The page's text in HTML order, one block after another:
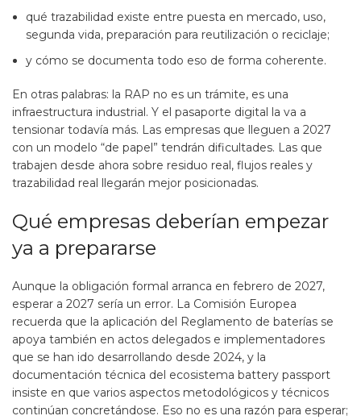
qué trazabilidad existe entre puesta en mercado, uso,
segunda vida, preparación para reutilización o reciclaje;
y cómo se documenta todo eso de forma coherente.
En otras palabras: la RAP no es un trámite, es una
infraestructura industrial. Y el pasaporte digital la va a
tensionar todavía más. Las empresas que lleguen a 2027
con un modelo “de papel” tendrán dificultades. Las que
trabajen desde ahora sobre residuo real, flujos reales y
trazabilidad real llegarán mejor posicionadas.
Qué empresas deberían empezar
ya a prepararse
Aunque la obligación formal arranca en febrero de 2027,
esperar a 2027 sería un error. La Comisión Europea
recuerda que la aplicación del Reglamento de baterías se
apoya también en actos delegados e implementadores
que se han ido desarrollando desde 2024, y la
documentación técnica del ecosistema battery passport
insiste en que varios aspectos metodológicos y técnicos
continúan concretándose. Eso no es una razón para esperar;